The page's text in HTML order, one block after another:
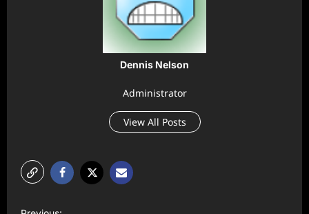
Dennis Nelson
Administrator
View All Posts